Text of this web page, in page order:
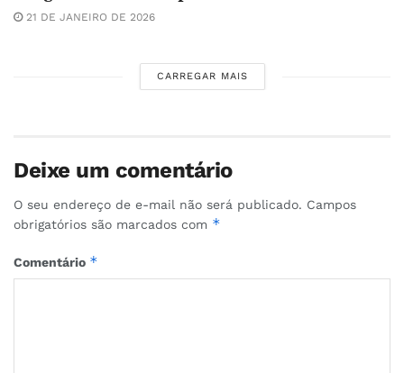
21 DE JANEIRO DE 2026
CARREGAR MAIS
Deixe um comentário
O seu endereço de e-mail não será publicado. Campos
obrigatórios são marcados com *
Comentário *